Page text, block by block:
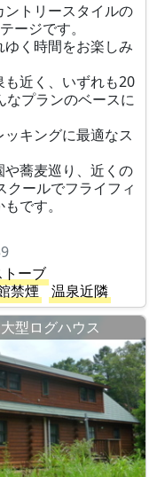
トリースタイルの
ージです。
く時間をお楽しみ
も近く、いずれも20
なプランのベースに
キングに最適なス
蕎麦巡り、近くの
クールでフライフィ
です。
ーブ
禁煙
温泉近隣
型ログハウス